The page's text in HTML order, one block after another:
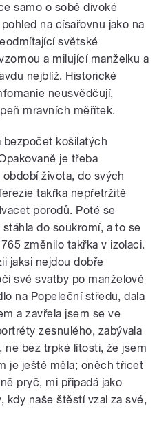
samo o sobě divoké
na císařovnu jako na
světské
a milující manželku a
nejblíž. Historické
neusvědčují,
mravních měřítek.
bezpočet košilatých
je třeba
života, do svých
takřka nepřetržitě
porodů. Poté se
do soukromí, a to se
změnilo takřka v izolaci.
jaksi nejdou dobře
své svatby po manželově
na Popeleční středu, dala
a zavřela jsem se ve
zesnulého, zabývala
ne bez trpké lítosti, že jsem
je ještě měla; oněch třicet
pryč, mi připadá jako
kdy naše štěstí vzal za své,